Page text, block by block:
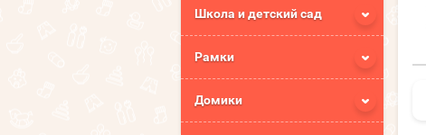
Школа и детский сад
Рамки
Домики